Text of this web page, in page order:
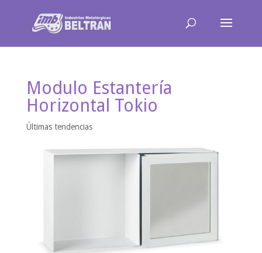
Modulo Estantería
Horizontal Tokio
Últimas tendencias